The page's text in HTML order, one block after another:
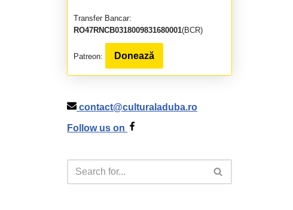
Transfer Bancar:
RO47RNCB0318009831680001(BCR)
Patreon: Donează
contact@culturaladuba.ro
Follow us on